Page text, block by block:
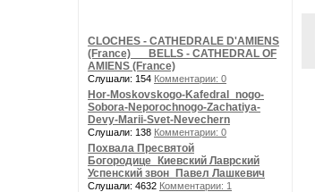
CLOCHES - CATHEDRALE D'AMIENS
(France) __ BELLS - CATHEDRAL OF
AMIENS (France)
Слушали: 154 Комментарии: 0
Hor-Moskovskogo-Kafedral_nogo-
Sobora-Neporochnogo-Zachatiya-
Devy-Marii-Svet-Nevechern
Слушали: 138 Комментарии: 0
Похвала Пресвятой
Богородице_Киевский Лаврский
Успенский звон_Павел Лашкевич
Слушали: 4632 Комментарии: 1